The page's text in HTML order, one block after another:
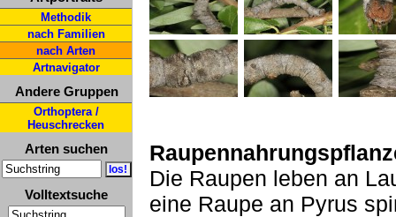
Methodik
nach Familien
nach Arten
Artnavigator
Andere Gruppen
Orthoptera /
Heuschrecken
Arten suchen
Volltextsuche
Die Raupen leben an
eine Raupe an Pyrus